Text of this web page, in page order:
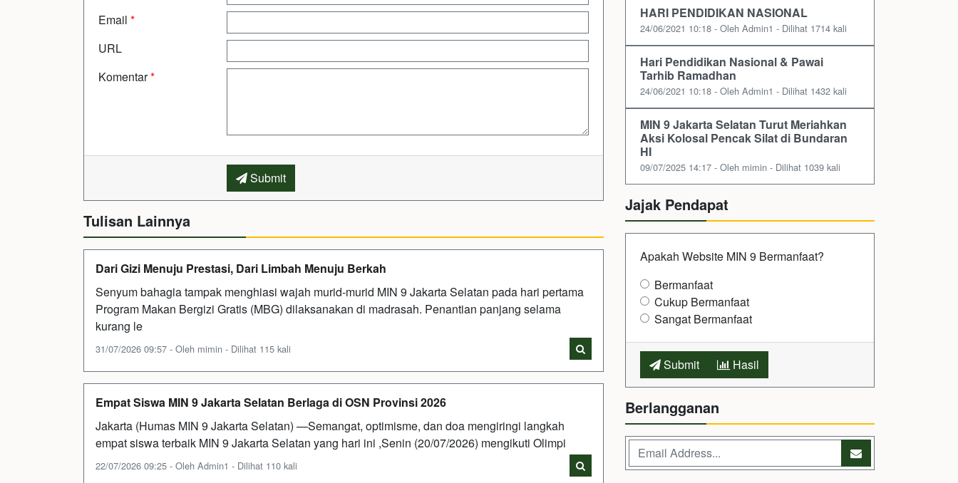
Email *
URL
Komentar*
Submit
Tulisan Lainnya
Dari Gizi Menuju Prestasi, Dari Limbah Menuju Berkah
Senyum bahagia tampak menghiasi wajah murid-murid MIN 9 Jakarta Selatan pada hari pertama
Program Makan Bergizi Gratis (MBG) dilaksanakan di madrasah. Penantian panjang selama
kurang le
31/07/2026 09:57 - Oleh mimin - Dilihat 115 kali
Empat Siswa MIN 9 Jakarta Selatan Berlaga di OSN Provinsi 2026
Jakarta (Humas MIN 9 Jakarta Selatan) —Semangat, optimisme, dan doa mengiringi langkah
empat siswa terbaik MIN 9 Jakarta Selatan yang hari ini ,Senin (20/07/2026) mengikuti Olimpi
22/07/2026 09:25 - Oleh Admin1 - Dilihat 110 kali
HARI PENDIDIKAN NASIONAL
24/06/2021 10:18 - Oleh Admin1 - Dilihat 1714 kali
Hari Pendidikan Nasional & Pawai
Tarhib Ramadhan
24/06/2021 10:18 - Oleh Admin1 - Dilihat 1432 kali
MIN 9 Jakarta Selatan Turut Meriahkan
Aksi Kolosal Pencak Silat di Bundaran
HI
09/07/2025 14:17 - Oleh mimin - Dilihat 1039 kali
Jajak Pendapat
Apakah Website MIN 9 Bermanfaat?
Bermanfaat
Cukup Bermanfaat
Sangat Bermanfaat
Submit Hasil
Berlangganan